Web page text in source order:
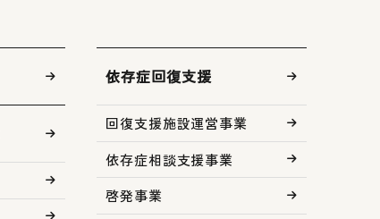
依存症回復支援
回復支援施設運営事業
依存症相談支援事業
啓発事業